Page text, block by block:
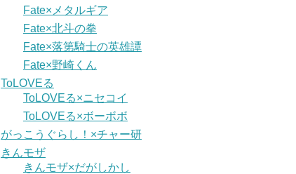
Fate×メタルギア
Fate×北斗の拳
Fate×落第騎士の英雄譚
Fate×野崎くん
ToLOVEる
ToLOVEる×ニセコイ
ToLOVEる×ボーボボ
がっこうぐらし！×チャー研
きんモザ
きんモザ×だがしかし